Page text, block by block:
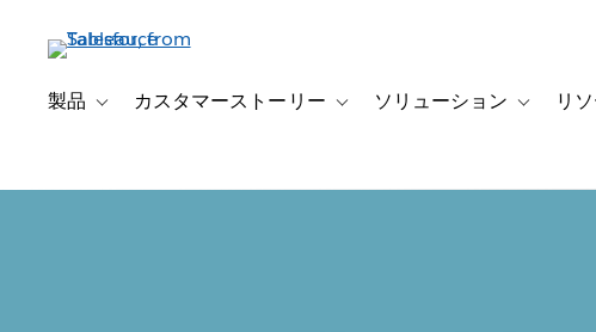
ン
製品 Toggle sub-navigation for 製品
カスタマーストーリー Toggle sub-navigation for カスタマー
ソリューション Toggleリ